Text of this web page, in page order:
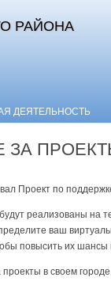
РАЙОНА
Skip to content
ДЕЯТЕЛЬНОСТЬ
ЗА
Проект по
реализованы на
ваш
повысить их шансы
в своем